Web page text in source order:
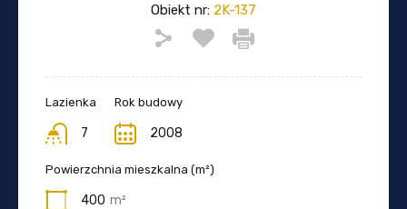
Obiekt nr: 2K-137
Lazienka
7
Rok budowy
2008
Powierzchnia mieszkalna (m²)
400 m²